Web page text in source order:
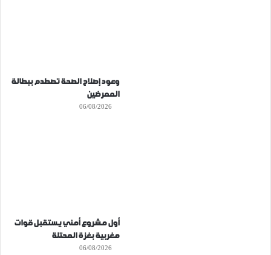
وعود إصلاح الصحة تصطدم ببطالة
الممرضين
06/08/2026
أول مشروع أمني يستقبل قوات
مغربية بغزة المحتلة
06/08/2026